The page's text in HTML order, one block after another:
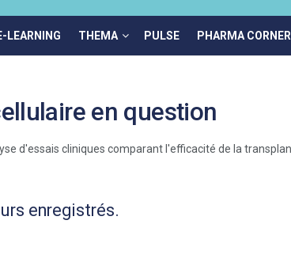
LEARNING THEMA PULSE PHARMA CORNER
en question
enregistrés.